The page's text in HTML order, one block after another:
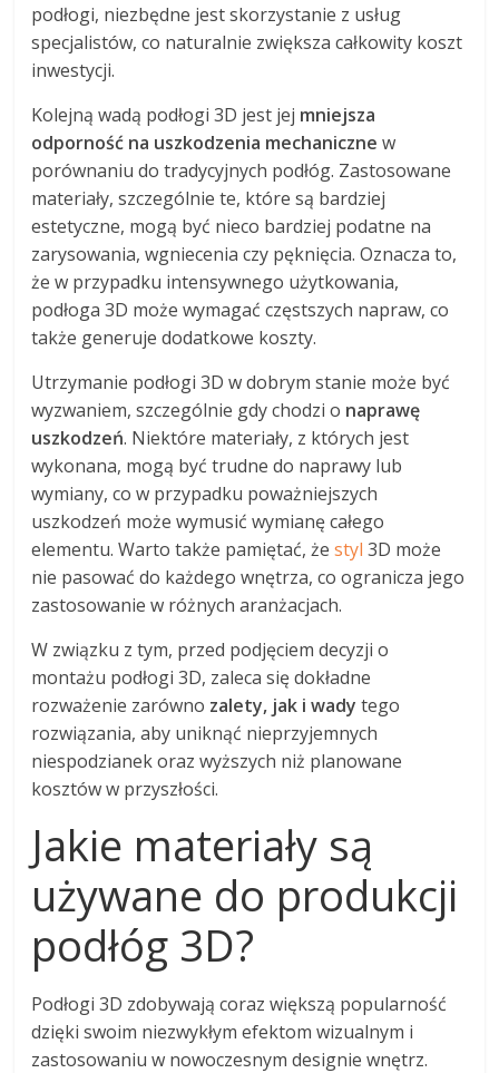
podłogi, niezbędne jest skorzystanie z usług
specjalistów, co naturalnie zwiększa całkowity koszt
inwestycji.
Kolejną wadą podłogi 3D jest jej mniejsza
odporność na uszkodzenia mechaniczne w
porównaniu do tradycyjnych podłóg. Zastosowane
materiały, szczególnie te, które są bardziej
estetyczne, mogą być nieco bardziej podatne na
zarysowania, wgniecenia czy pęknięcia. Oznacza to,
że w przypadku intensywnego użytkowania,
podłoga 3D może wymagać częstszych napraw, co
także generuje dodatkowe koszty.
Utrzymanie podłogi 3D w dobrym stanie może być
wyzwaniem, szczególnie gdy chodzi o naprawę
uszkodzeń. Niektóre materiały, z których jest
wykonana, mogą być trudne do naprawy lub
wymiany, co w przypadku poważniejszych
uszkodzeń może wymusić wymianę całego
elementu. Warto także pamiętać, żestyl 3D może
nie pasować do każdego wnętrza, co ogranicza jego
zastosowanie w różnych aranżacjach.
W związku z tym, przed podjęciem decyzji o
montażu podłogi 3D, zaleca się dokładne
rozważenie zarówno zalety, jak i wady tego
rozwiązania, aby uniknąć nieprzyjemnych
niespodzianek oraz wyższych niż planowane
kosztów w przyszłości.
Jakie materiały są
używane do produkcji
podłóg 3D?
Podłogi 3D zdobywają coraz większą popularność
dzięki swoim niezwykłym efektom wizualnym i
zastosowaniu w nowoczesnym designie wnętrz.